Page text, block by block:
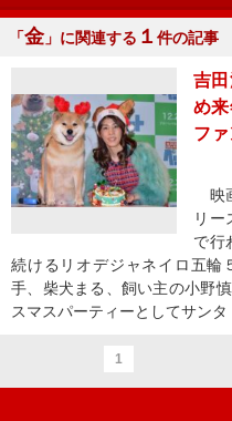
「金」に関連する １ 件の記事
吉
め
ファ
映
リー
で行
続けるリオデジャネイロ五輪
手、柴犬まる、飼い主の小野
スマスパーティーとしてサンタ
1